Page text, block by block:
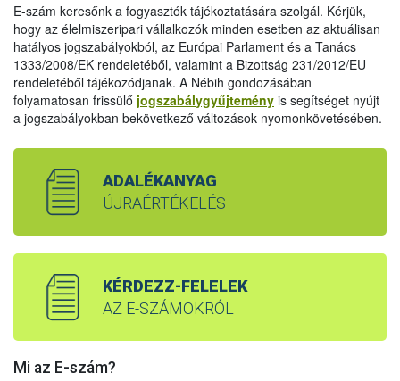
E-szám keresőnk a fogyasztók tájékoztatására szolgál. Kérjük,
hogy az élelmiszeripari vállalkozók minden esetben az aktuálisan
hatályos jogszabályokból, az Európai Parlament és a Tanács
1333/2008/EK rendeletéből, valamint a Bizottság 231/2012/EU
rendeletéből tájékozódjanak. A Nébih gondozásában
folyamatosan frissülő jogszabálygyűjtemény is segítséget nyújt
a jogszabályokban bekövetkező változások nyomonkövetésében.
ADALÉKANYAG
ÚJRAÉRTÉKELÉS
KÉRDEZZ-FELELEK
AZ E-SZÁMOKRÓL
Mi az E-szám?